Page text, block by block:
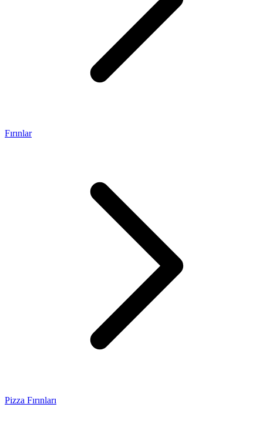
Fırınlar
Pizza Fırınları